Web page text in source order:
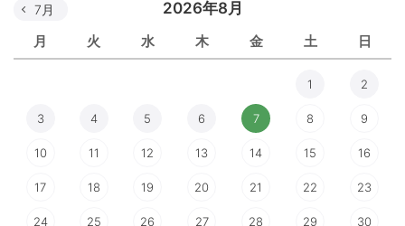
2026年8月
月 火 水 木 金 土 日
7月
1 2
3 4 5 6 7 8 9
10 11 12 13 14 15 16
17 18 19 20 21 22 23
24 25 26 27 28 29 30